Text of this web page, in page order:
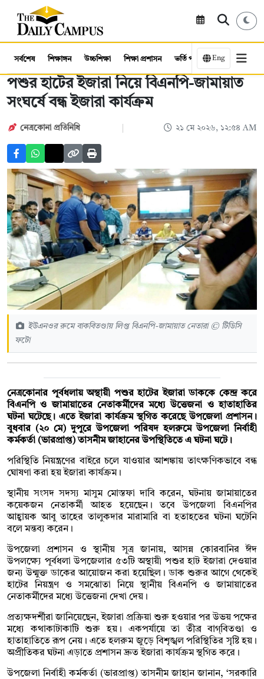
সর্বশেষ শিক্ষাঙ্গন উচ্চশিক্ষা শিক্ষা প্রশাসন ভর্তি পরীক্ষা কর্মসংস্থান
Eng
পশুর হাটের ইজারা নিয়ে বিএনপি-জামায়াত
সংঘর্ষে বন্ধ ইজারা কার্যক্রম
নেত্রকোনা প্রতিনিধি ২১ মে ২০২৬, ১২:৫৪ AM
ইউএনওর রুমে বাকবিতণ্ডায় লিপ্ত বিএনপি-জামায়াত নেতারা © টিডিসি
ফটো
নেত্রকোনার পূর্বধলায় অস্থায়ী পশুর হাটের ইজারা ডাককে কেন্দ্র করে
বিএনপি ও জামায়াতের নেতাকর্মীদের মধ্যে উত্তেজনা ও হাতাহাতির
ঘটনা ঘটেছে। এতে ইজারা কার্যক্রম স্থগিত করেছে উপজেলা প্রশাসন।
বুধবার (২০ মে) দুপুরে উপজেলা পরিষদ হলরুমে উপজেলা নির্বাহী
কর্মকর্তা (ভারপ্রাপ্ত) তাসনীম জাহানের উপস্থিতিতে এ ঘটনা ঘটে।
পরিস্থিতি নিয়ন্ত্রণের বাইরে চলে যাওয়ার আশঙ্কায় তাৎক্ষণিকভাবে বন্ধ
ঘোষণা করা হয় ইজারা কার্যক্রম।
স্থানীয় সংসদ সদস্য মাসুম মোস্তফা দাবি করেন, ঘটনায় জামায়াতের
কয়েকজন নেতাকর্মী আহত হয়েছেন। তবে উপজেলা বিএনপির
আহ্বায়ক আবু তাহের তালুকদার মারামারি বা হতাহতের ঘটনা ঘটেনি
বলে মন্তব্য করেন।
উপজেলা প্রশাসন ও স্থানীয় সূত্র জানায়, আসন্ন কোরবানির ঈদ
উপলক্ষ্যে পূর্বধলা উপজেলার ৫৩টি অস্থায়ী পশুর হাট ইজারা দেওয়ার
জন্য উন্মুক্ত ডাকের আয়োজন করা হয়েছিল। ডাক শুরুর আগে থেকেই
হাটের নিয়ন্ত্রণ ও সমঝোতা নিয়ে স্থানীয় বিএনপি ও জামায়াতের
নেতাকর্মীদের মধ্যে উত্তেজনা দেখা দেয়।
প্রত্যক্ষদর্শীরা জানিয়েছেন, ইজারা প্রক্রিয়া শুরু হওয়ার পর উভয় পক্ষের
মধ্যে কথাকাটাকাটি শুরু হয়। একপর্যায়ে তা তীব্র বাগ্‌বিতণ্ডা ও
হাতাহাতিতে রূপ নেয়। এতে হলরুম জুড়ে বিশৃঙ্খল পরিস্থিতির সৃষ্টি হয়।
অপ্রীতিকর ঘটনা এড়াতে প্রশাসন দ্রুত ইজারা কার্যক্রম স্থগিত করে।
উপজেলা নির্বাহী কর্মকর্তা (ভারপ্রাপ্ত) তাসনীম জাহান জানান, ‘সরকারি